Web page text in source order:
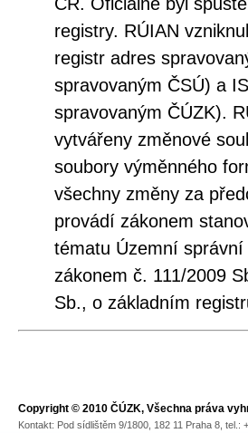
registry. RÚIAN
registr adres
spravovaným ČSÚ) a
spravovaným ČÚZK).
vytvářeny změnové
soubory výměnného
všechny změny za
provádí zákonem
tématu Územní
zákonem č. 111/2009
Sb., o základním
Copyright © 2010 ČÚZK, Všechna práva
Kontakt: Pod sídlištěm 9/1800, 182 11 Praha 8, tel.: